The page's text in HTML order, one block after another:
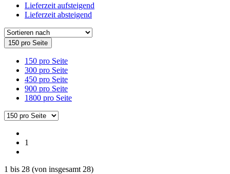
Lieferzeit aufsteigend
Lieferzeit absteigend
150 pro Seite
150 pro Seite
300 pro Seite
450 pro Seite
900 pro Seite
1800 pro Seite
1
1 bis 28 (von insgesamt 28)